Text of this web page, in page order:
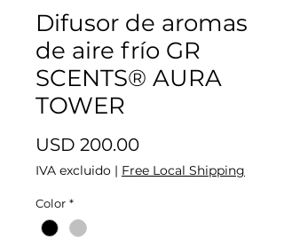
Difusor de aromas
de aire frío GR
SCENTS® AURA
TOWER
USD 200.00Precio
IVA excluido | Free Local Shipping
Color *